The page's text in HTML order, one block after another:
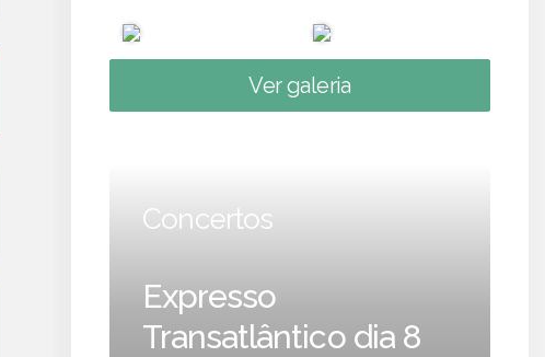
Ver galeria
Concertos
Expresso
Transatlântico dia 8